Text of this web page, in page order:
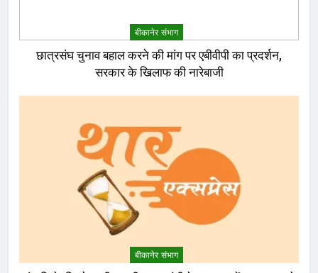
बीकानेर संभाग
छात्रसंघ चुनाव बहाल करने की मांग पर एबीवीपी का प्रदर्शन,
सरकार के खिलाफ की नारेबाजी
बीकानेर संभाग